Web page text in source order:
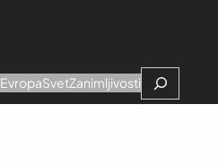
EvropaSvetZanimljivostiSearch